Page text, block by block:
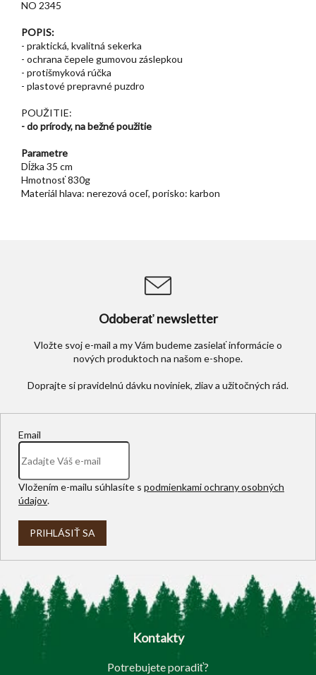
NO 2345
POPIS:
- praktická, kvalitná sekerka
- ochrana čepele gumovou záslepkou
- protišmyková rúčka
- plastové prepravné puzdro
POUŽITIE:
- do prírody, na bežné použitie
Parametre
Dĺžka 35 cm
Hmotnosť 830g
Materiál hlava: nerezová oceľ, porisko: karbon
Odoberať newsletter
Vložte svoj e-mail a my Vám budeme zasielať informácie o
nových produktoch na našom e-shope.
Email
Vložením e-mailu súhlasíte s podmienkami ochrany osobných
údajov.
PRIHLÁSIŤ SA
Z
Kontakty
Potrebujete poradiť?